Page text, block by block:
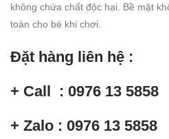
không chứa chất độc hại. Bề mặt
toàn cho bé khi chơi.
Đặt hàng liên hệ :
+ Call : 0976 13 5858
+ Zalo : 0976 13 5858